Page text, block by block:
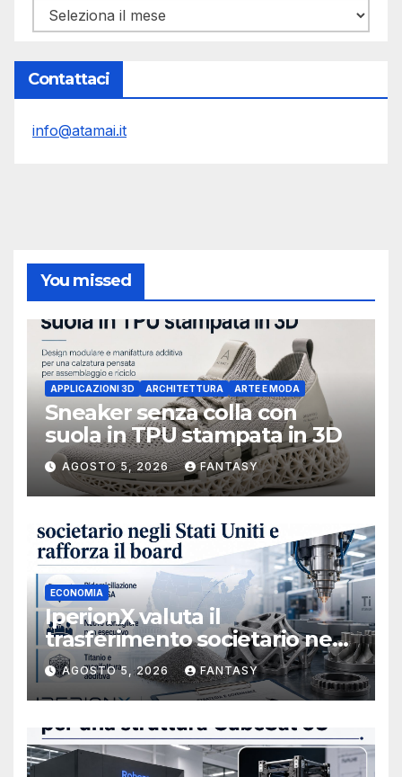
Archivi
Contattaci
info@atamai.it
You missed
APPLICAZIONI 3D ARCHITETTURA ARTE E MODA
Sneaker senza colla con
suola in TPU stampata in 3D
AGOSTO 5, 2026 FANTASY
ECONOMIA
IperionX valuta il
trasferimento societario negli
Stati Uniti e rafforza il board,
ha nominato Michael J.
Loparco amministratore
indipendente non esecutivo
AGOSTO 5, 2026 FANTASY